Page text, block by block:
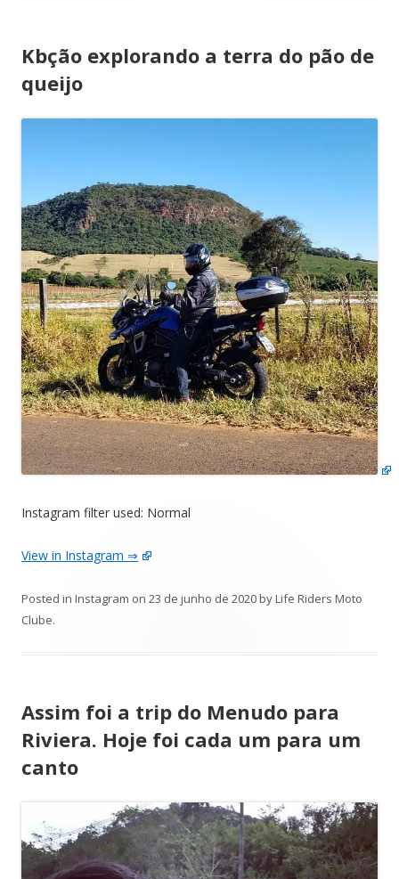
Kbção explorando a terra do pão de
queijo
Instagram filter used: Normal
View in Instagram ⇒
Posted in Instagram on 23 de junho de 2020byLife Riders Moto
Clube.
Assim foi a trip do Menudo para
Riviera. Hoje foi cada um para um
canto